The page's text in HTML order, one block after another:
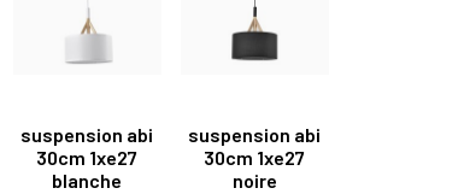
suspension abi
30cm 1xe27
blanche
suspension abi
30cm 1xe27
noire